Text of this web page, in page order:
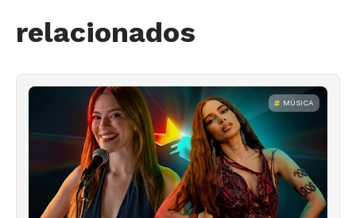
relacionados
MÚSICA